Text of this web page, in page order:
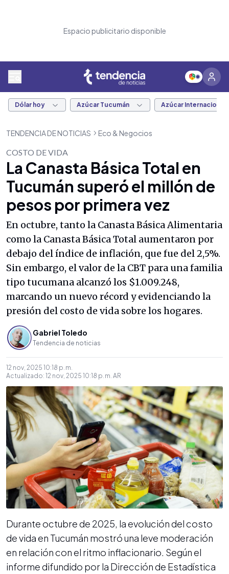
Espacio publicitario disponible
Dólar hoy Azúcar Tucumán Azúcar Internacional
TENDENCIA DE NOTICIAS Eco & Negocios
COSTO DE VIDA
La Canasta Básica Total en
Tucumán superó el millón de
pesos por primera vez
En octubre, tanto la Canasta Básica Alimentaria
como la Canasta Básica Total aumentaron por
debajo del índice de inflación, que fue del 2,5%.
Sin embargo, el valor de la CBT para una familia
tipo tucumana alcanzó los $1.009.248,
marcando un nuevo récord y evidenciando la
presión del costo de vida sobre los hogares.
Gabriel Toledo
Tendencia de noticias
12 nov, 2025 10:18 p. m.
Actualizado: 12 nov, 2025 10:18 p. m. AR
Durante octubre de 2025, la evolución del costo
de vida en Tucumán mostró una leve moderación
en relación con el ritmo inflacionario. Según el
informe difundido por la Dirección de Estadística